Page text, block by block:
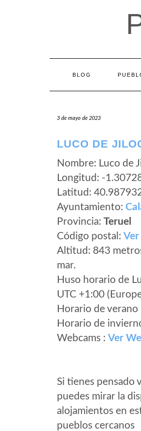
BLOG
3 de mayo de 2023
LUCO DE
Nombre: Luco de
Longitud: -
Latitud:
Ayuntamiento:
Provincia: Teruel
Código postal: Ver
Altitud: 843
mar.
Huso horario de
UTC +1:00
Horario de verano
Horario de
Webcams : Ver
Si tienes pensado
puedes mirar la
alojamientos en
pueblos cercanos